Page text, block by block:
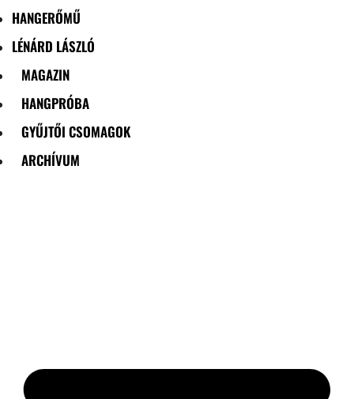
HANGERŐMŰ
LÉNÁRD LÁSZLÓ
MAGAZIN
HANGPRÓBA
GYŰJTŐI CSOMAGOK
ARCHÍVUM